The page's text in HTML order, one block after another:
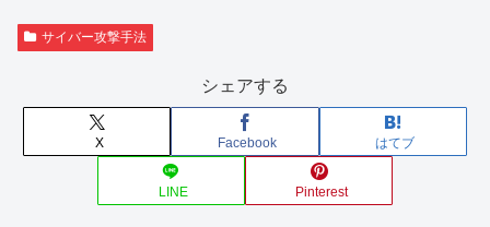
サイバー攻撃手法
シェアする
X Facebook はてブ
LINE Pinterest